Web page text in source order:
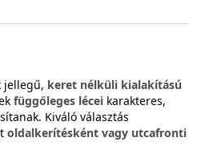
jellegű, keret nélküli kialakítású
függőleges lécei karakteres,
Kiváló választás
oldalkerítésként vagy utcafronti